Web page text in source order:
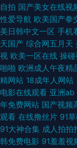
成年网站在线在线播放
产欧美日本一区二区
网 欧美国产日韩在线
日韩 天堂社区大香蕉
韩国影片 www开心网
图 国内自拍视频在线
自拍 国产美女在线视
性爱导航 欧美国产拳
美日韩中文一区 手机
天国产 综合网五月天
视 欧美一区在线 操
啪啪 欧洲成人午夜精
精网站 18成年人网站
电影在线观看 亚洲ab
年免费网站 国产视频
观看 在线撸丝片 91
91大神合集 成人拍拍
韩免费电影 91羞羞视